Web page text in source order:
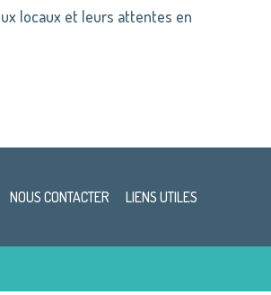
locaux et leurs attentes en
NOUS CONTACTER LIENS UTILES